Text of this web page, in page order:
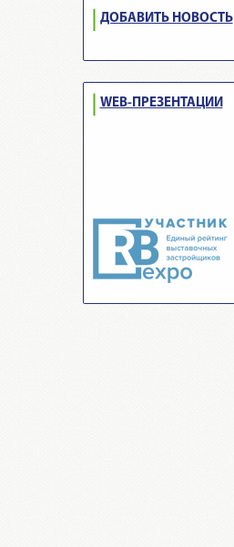
ДОБАВИТЬ НОВОСТЬ
WEB-ПРЕЗЕНТАЦИИ